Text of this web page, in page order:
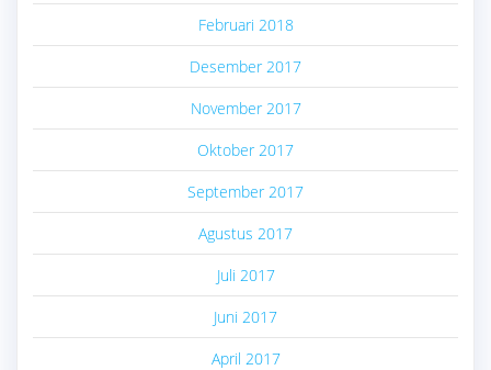
Februari 2018
Desember 2017
November 2017
Oktober 2017
September 2017
Agustus 2017
Juli 2017
Juni 2017
April 2017